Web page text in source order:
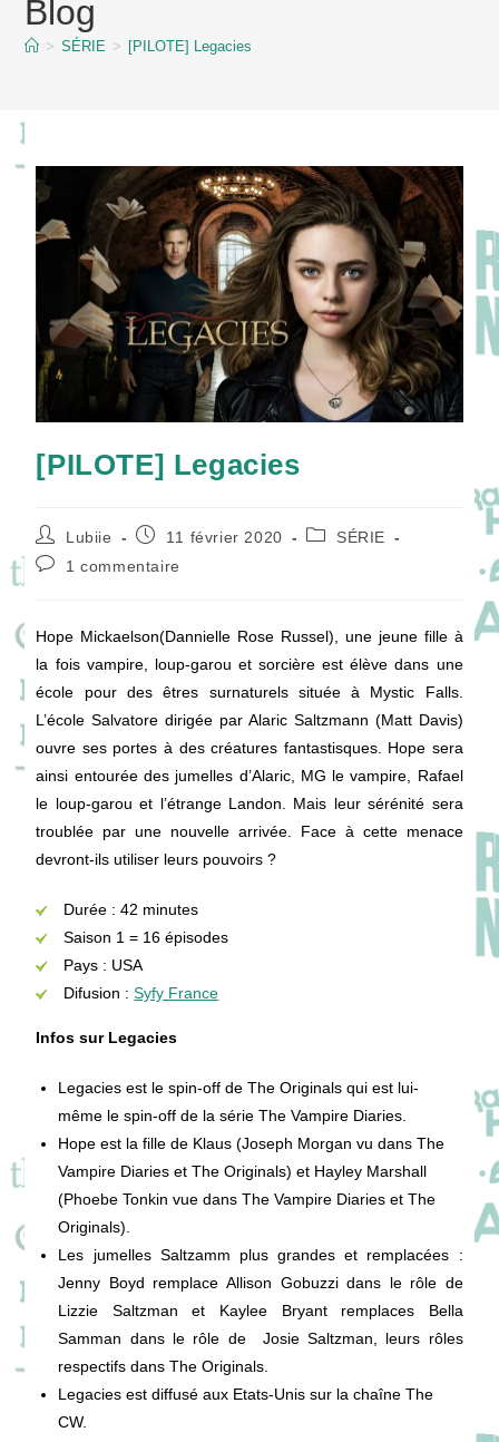
contentBlog
> SÉRIE > [PILOTE] Legacies
[PILOTE] Legacies
Auteur/autrice
de
la
Lubiie
Publication
11 février 2020
PostSÉRIE
Commentaires
1 commentaire
Hope Mickaelson(Dannielle Rose Russel), une jeune fille à
la fois vampire, loup-garou et sorcière est élève dans une
école pour des êtres surnaturels située à Mystic Falls.
L’école Salvatore dirigée par Alaric Saltzmann (Matt Davis)
ouvre ses portes à des créatures fantastisques. Hope sera
ainsi entourée des jumelles d’Alaric, MG le vampire, Rafael
le loup-garou et l’étrange Landon. Mais leur sérénité sera
troublée par une nouvelle arrivée. Face à cette menace
devront-ils utiliser leurs pouvoirs ?
Durée : 42 minutes
Saison 1 = 16 épisodes
Pays : USA
Difusion :Syfy France
Infos sur Legacies
Legacies est le spin-off de The Originals qui est lui-
même le spin-off de la série The Vampire Diaries.
Hope est la fille de Klaus (Joseph Morgan vu dans The
Vampire Diaries et The Originals) et Hayley Marshall
(Phoebe Tonkin vue dans The Vampire Diaries et The
Originals).
Les jumelles Saltzamm plus grandes et remplacées :
Jenny Boyd remplace Allison Gobuzzi dans le rôle de
Lizzie Saltzman et Kaylee Bryant remplaces Bella
Samman dans le rôle de Josie Saltzman, leurs rôles
respectifs dans The Originals.
Legacies est diffusé aux Etats-Unis sur la chaîne The
CW.